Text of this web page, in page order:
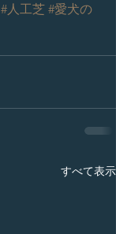
#人工芝 #愛犬の
すべて表示